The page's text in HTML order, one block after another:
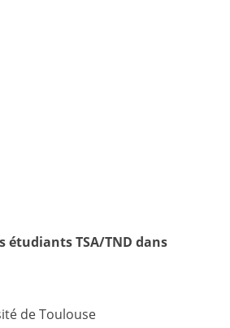
étudiants TSA/TND dans
de Toulouse